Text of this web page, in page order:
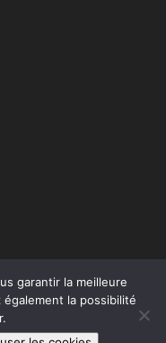
Romantique
garantir la meilleure
la possibilité